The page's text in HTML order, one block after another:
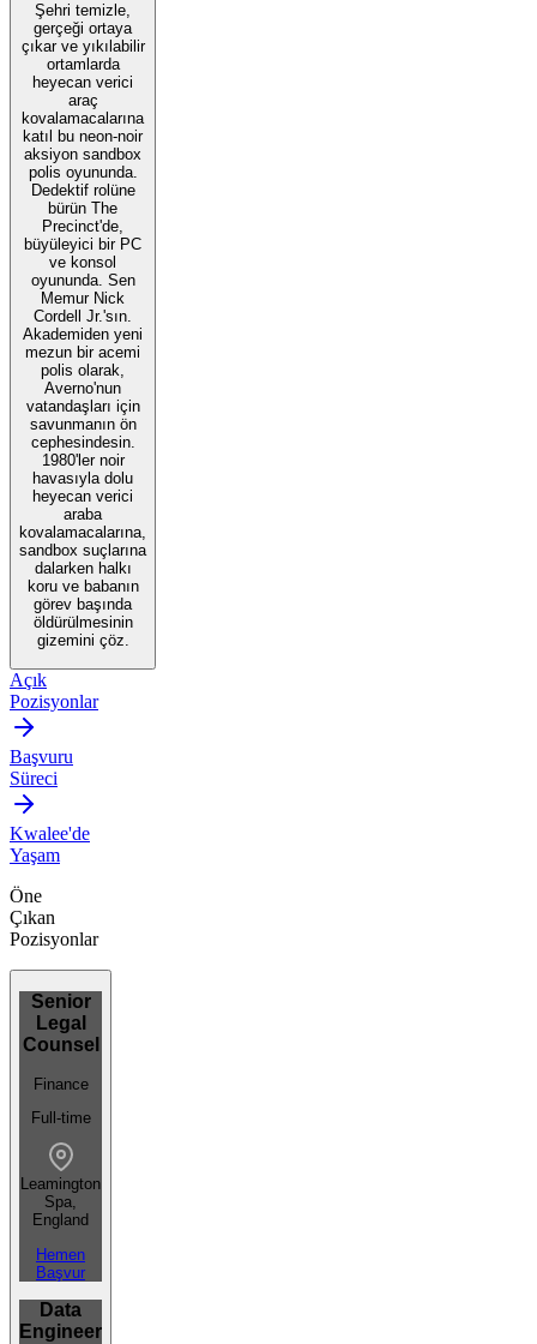
Şehri temizle,
gerçeği ortaya
çıkar ve yıkılabilir
ortamlarda
heyecan verici
araç
kovalamacalarına
katıl bu neon-noir
aksiyon sandbox
polis oyununda.
Dedektif rolüne
bürün The
Precinct'de,
büyüleyici bir PC
ve konsol
oyununda. Sen
Memur Nick
Cordell Jr.'sın.
Akademiden yeni
mezun bir acemi
polis olarak,
Averno'nun
vatandaşları için
savunmanın ön
cephesindesin.
1980'ler noir
havasıyla dolu
heyecan verici
araba
kovalamacalarına,
sandbox suçlarına
dalarken halkı
koru ve babanın
görev başında
öldürülmesinin
gizemini çöz.
Açık
Pozisyonlar
Başvuru
Süreci
Kwalee'de
Yaşam
Öne
Çıkan
Pozisyonlar
Senior
Legal
Counsel
Finance
Full-time
Leamington
Spa,
England
Hemen
Başvur
Data
Engineer